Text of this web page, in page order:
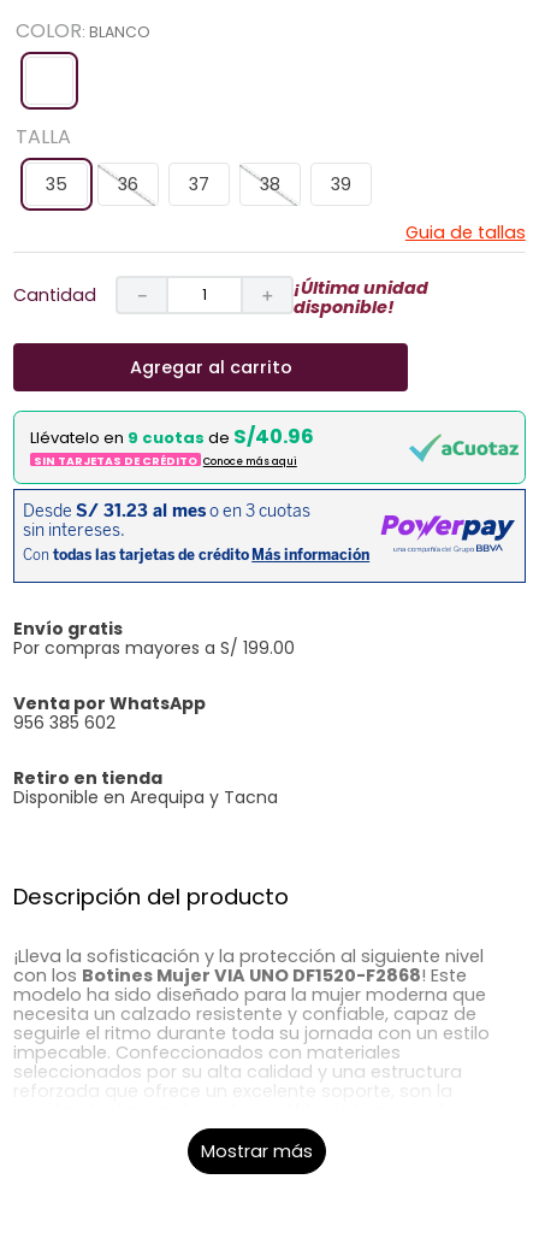
COLOR: BLANCO
TALLA
35 36 37 38
39
Guia de tallas
Cantidad ＋
－
¡Última unidad
disponible!
Agregar al carrito
Llévatelo en 9 cuotas de S/40.96
SIN TARJETAS DE CRÉDITO Conoce más aqui
Envío gratis
Por compras mayores a S/ 199.00
Venta por WhatsApp
956 385 602
Retiro en tienda
Disponible en Arequipa y Tacna
Descripción del producto
¡Lleva la sofisticación y la protección al siguiente nivel
con los Botines Mujer VIA UNO DF1520-F2868! Este
modelo ha sido diseñado para la mujer moderna que
necesita un calzado resistente y confiable, capaz de
seguirle el ritmo durante toda su jornada con un estilo
impecable. Confeccionados con materiales
seleccionados por su alta calidad y una estructura
reforzada que ofrece un excelente soporte, son la
brindando un ajuste ergonómico que garantiza
estabilidad y comodidad absoluta en cada paso que
, somos expertos en calzado. Contamos
Mostrar más